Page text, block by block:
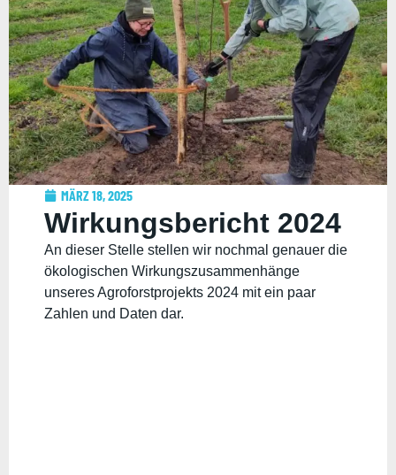
MÄRZ 18, 2025
Wirkungsbericht 2024
An dieser Stelle stellen wir nochmal genauer die
ökologischen Wirkungszusammenhänge
unseres Agroforstprojekts 2024 mit ein paar
Zahlen und Daten dar.